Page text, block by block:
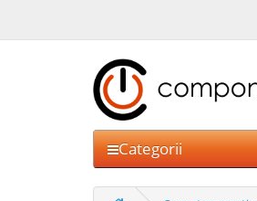
Categorii